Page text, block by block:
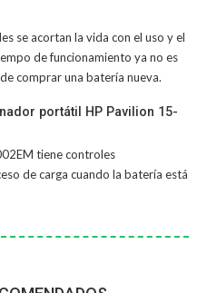
se acortan la vida con el uso y el
de funcionamiento ya no es
comprar una batería nueva.
portátil HP Pavilion 15-
tiene controles
de carga cuando la batería está